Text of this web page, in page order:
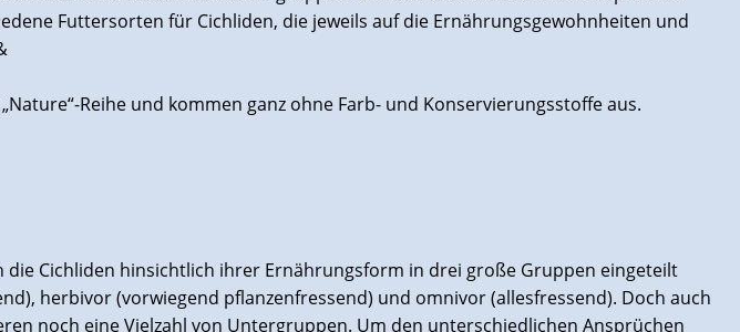
Futtersorten für Cichliden, die jeweils auf die Ernährungsgewohnheiten und
Reihe und kommen ganz ohne Farb- und Konservierungsstoffe aus.
die Cichliden hinsichtlich ihrer Ernährungsform in drei große Gruppen eingeteilt
herbivor (vorwiegend pflanzenfressend) und omnivor (allesfressend). Doch auch
noch eine Vielzahl von Untergruppen. Um den unterschiedlichen Ansprüchen